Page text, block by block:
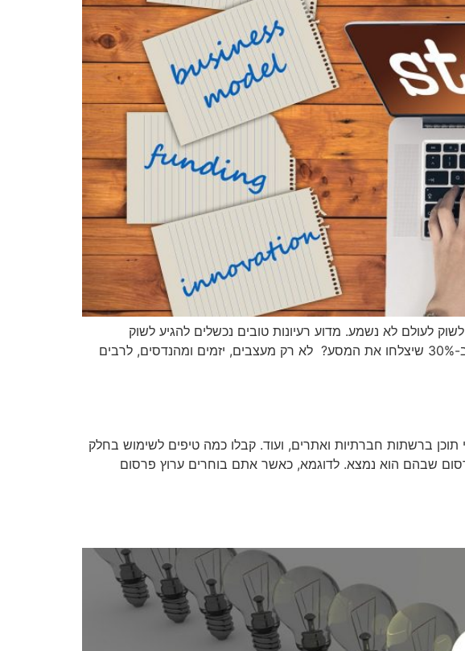
סיפורם השקט של 70% מהיוזמות שאינן מגיעות לשוק לעולם לא נשמע. מדוע רעיונות טובים נכשלים להגיע לשוק
(ספויילר: הכישלון יכול להגיע גם אחרי של ההשקה לשוק), ואיך תדעו שהמוצר שלכם בכל זאת נמצא ב-30% שיצלחו את המסע? לא רק מעצבים, יזמים ומהנדסים, לרבים
תוכן ברשתות חברתיות ואתרים, ועוד. קבלו כמה טיפים לשימוש בחלק
שבהם הוא נמצא. לדוגמא, כאשר אתם בוחרים ערוץ פרסום